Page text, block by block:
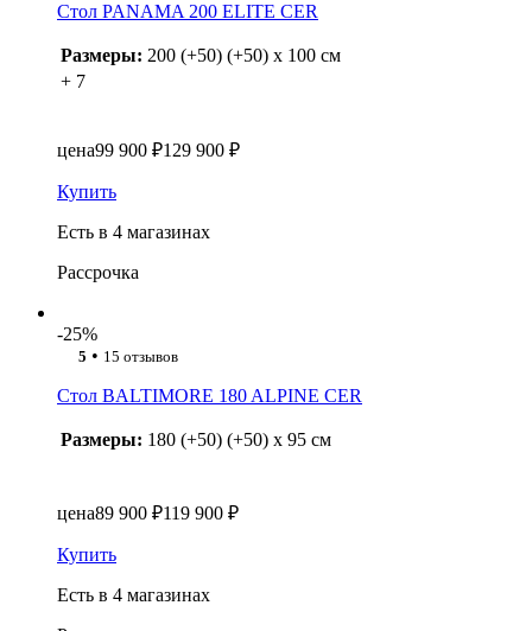
Стол PANAMA 200 ELITE CER
Размеры: 200 (+50) (+50) x 100 см
+ 7
цена99 900 ₽129 900 ₽
Купить
Есть в 4 магазинах
Рассрочка
-25%
5 • 15 отзывов
Стол BALTIMORE 180 ALPINE CER
Размеры: 180 (+50) (+50) x 95 см
цена89 900 ₽119 900 ₽
Купить
Есть в 4 магазинах